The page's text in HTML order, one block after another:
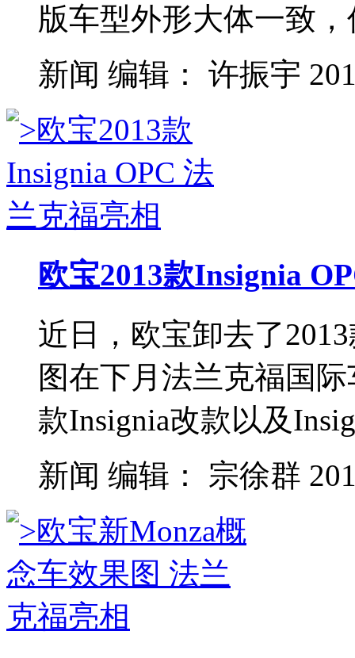
版车型外形大体一致，
新闻 编辑： 许振宇
欧宝2013款Insignia
近日，欧宝卸去了
图在下月法兰克福国
款Insignia改款以及
新闻 编辑： 宗徐群